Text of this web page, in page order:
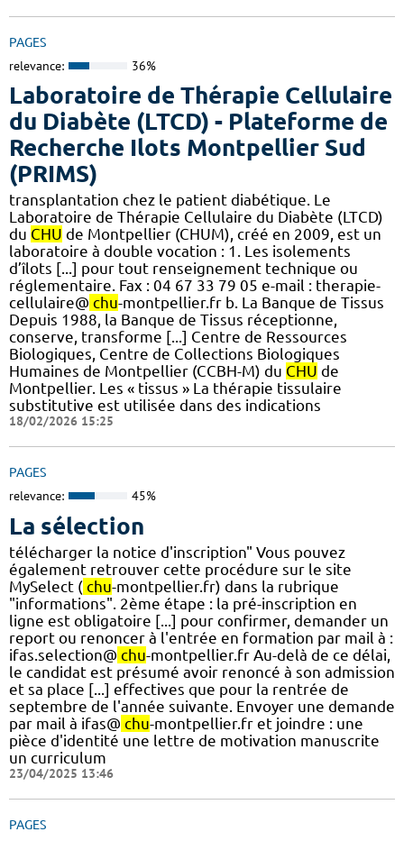
PAGES
relevance: 36%
Laboratoire de Thérapie Cellulaire
du Diabète (LTCD) - Plateforme de
Recherche Ilots Montpellier Sud
(PRIMS)
transplantation chez le patient diabétique. Le
Laboratoire de Thérapie Cellulaire du Diabète (LTCD)
du CHU de Montpellier (CHUM), créé en 2009, est un
laboratoire à double vocation : 1. Les isolements
d’îlots [...] pour tout renseignement technique ou
réglementaire. Fax : 04 67 33 79 05 e-mail : therapie-
cellulaire@ chu-montpellier.fr b. La Banque de Tissus
Depuis 1988, la Banque de Tissus réceptionne,
conserve, transforme [...] Centre de Ressources
Biologiques, Centre de Collections Biologiques
Humaines de Montpellier (CCBH-M) du CHU de
Montpellier. Les « tissus » La thérapie tissulaire
substitutive est utilisée dans des indications
18/02/2026 15:25
PAGES
relevance: 45%
La sélection
télécharger la notice d'inscription" Vous pouvez
également retrouver cette procédure sur le site
MySelect ( chu-montpellier.fr) dans la rubrique
"informations". 2ème étape : la pré-inscription en
ligne est obligatoire [...] pour confirmer, demander un
report ou renoncer à l'entrée en formation par mail à :
ifas.selection@ chu-montpellier.fr Au-delà de ce délai,
le candidat est présumé avoir renoncé à son admission
et sa place [...] effectives que pour la rentrée de
septembre de l'année suivante. Envoyer une demande
par mail à ifas@ chu-montpellier.fr et joindre : une
pièce d'identité une lettre de motivation manuscrite
un curriculum
23/04/2025 13:46
PAGES